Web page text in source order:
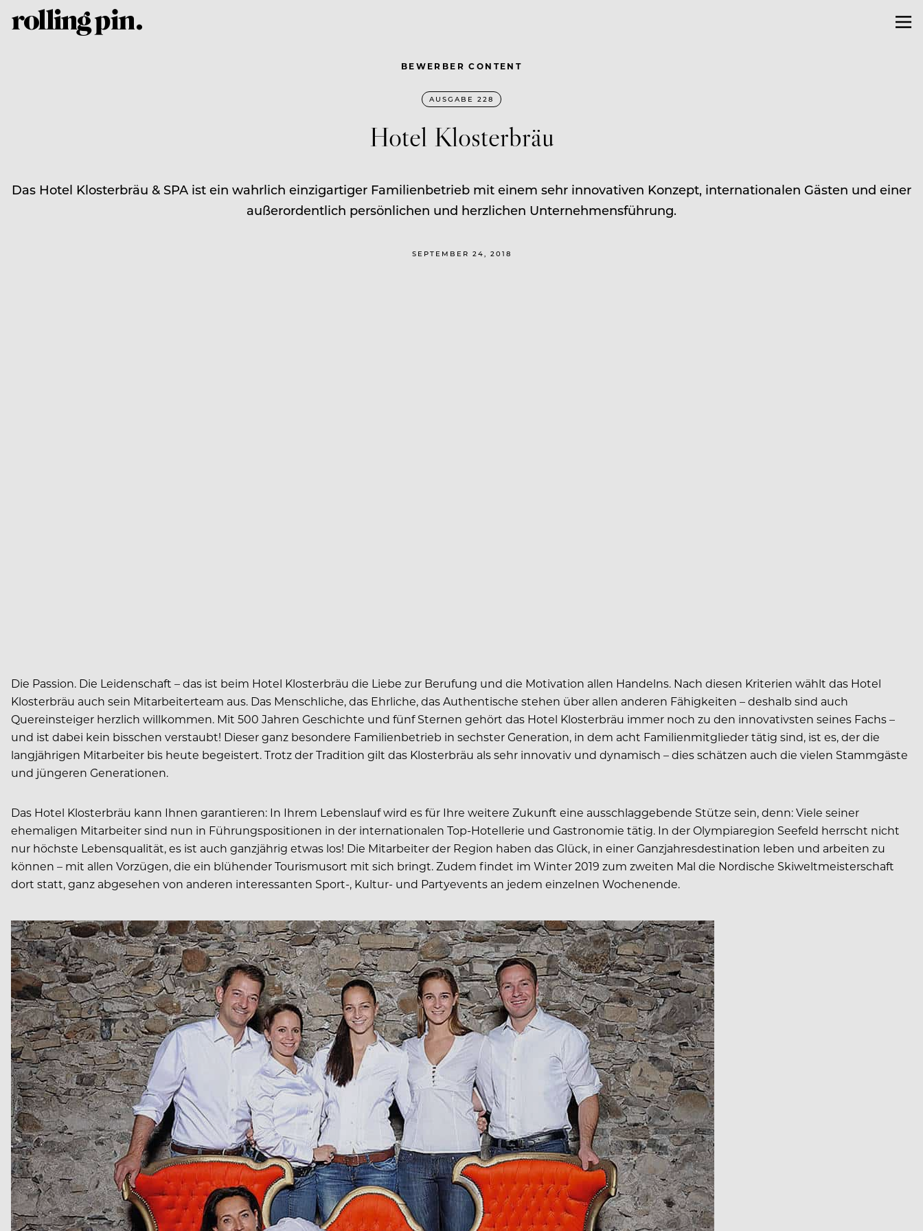
BEWERBER CONTENT
AUSGABE 228
Hotel Klosterbräu
Das Hotel Klosterbräu & SPA ist ein wahrlich einzigartiger Familienbetrieb mit einem sehr innovativen Konzept, internationalen Gästen und einer
außerordentlich persönlichen und herzlichen Unternehmensführung.
SEPTEMBER 24, 2018
Die Passion. Die Leidenschaft – das ist beim Hotel Klosterbräu die Liebe zur Berufung und die Motivation allen Handelns. Nach diesen Kriterien wählt das Hotel
Klosterbräu auch sein Mitarbeiterteam aus. Das Menschliche, das Ehrliche, das Authentische stehen über allen anderen Fähigkeiten – deshalb sind auch
Quereinsteiger herzlich willkommen. Mit 500 Jahren Geschichte und fünf Sternen gehört das Hotel Klosterbräu immer noch zu den innovativsten seines Fachs –
und ist dabei kein bisschen verstaubt! Dieser ganz besondere Familienbetrieb in sechster Generation, in dem acht Familienmitglieder tätig sind, ist es, der die
langjährigen Mitarbeiter bis heute begeistert. Trotz der Tradition gilt das Klosterbräu als sehr innovativ und dynamisch – dies schätzen auch die vielen Stammgäste
und jüngeren Generationen.
Das Hotel Klosterbräu kann Ihnen garantieren: In Ihrem Lebenslauf wird es für Ihre weitere Zukunft eine ausschlaggebende Stütze sein, denn: Viele seiner
ehemaligen Mitarbeiter sind nun in Führungspositionen in der internationalen Top-Hotellerie und Gastronomie tätig. In der Olympiaregion Seefeld herrscht nicht
nur höchste Lebensqualität, es ist auch ganzjährig etwas los! Die Mitarbeiter der Region haben das Glück, in einer Ganzjahresdestination leben und arbeiten zu
können – mit allen Vorzügen, die ein blühender Tourismusort mit sich bringt. Zudem findet im Winter 2019 zum zweiten Mal die Nordische Skiweltmeisterschaft
dort statt, ganz abgesehen von anderen interessanten Sport-, Kultur- und Partyevents an jedem einzelnen Wochenende.